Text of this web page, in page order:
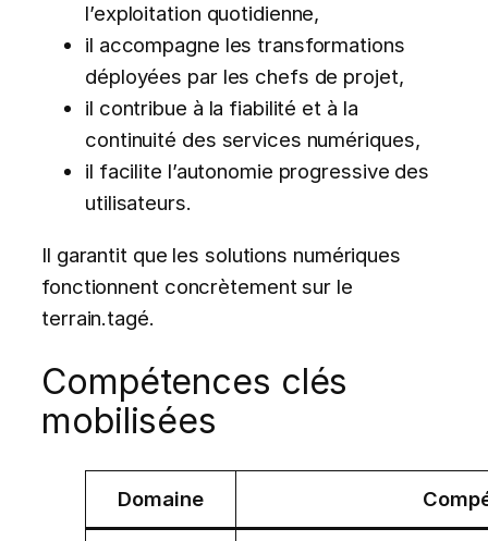
l’exploitation quotidienne,
il accompagne les transformations
déployées par les chefs de projet,
il contribue à la fiabilité et à la
continuité des services numériques,
il facilite l’autonomie progressive des
utilisateurs.
Il garantit que les solutions numériques
fonctionnent concrètement sur le
terrain.tagé.
Compétences clés
mobilisées
Domaine